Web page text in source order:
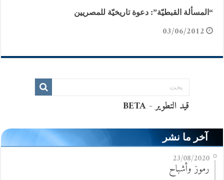
“المسألة القبطيّة”: دعوة تاريخيّة للمصريين
03/06/2012
آخر ما نشر
23/08/2020
رموز وأشباح